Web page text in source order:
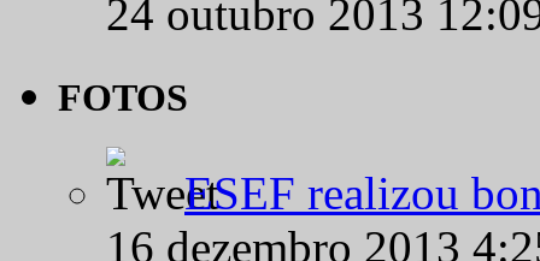
24 outubro 2013
FOTOS
ESEF realizou
16 dezembro 2013